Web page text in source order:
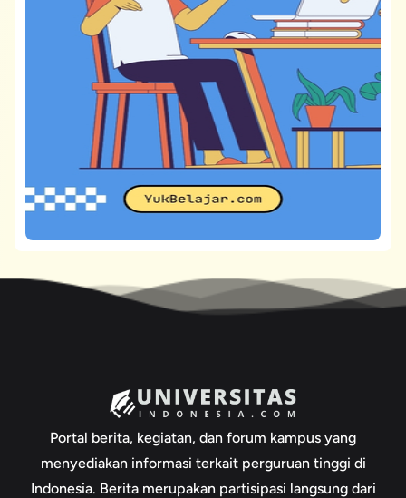
Portal berita, kegiatan, dan forum kampus yang
menyediakan informasi terkait perguruan tinggi di
Indonesia. Berita merupakan partisipasi langsung dari